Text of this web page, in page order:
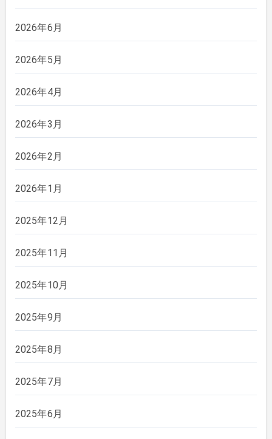
2026年6月
2026年5月
2026年4月
2026年3月
2026年2月
2026年1月
2025年12月
2025年11月
2025年10月
2025年9月
2025年8月
2025年7月
2025年6月